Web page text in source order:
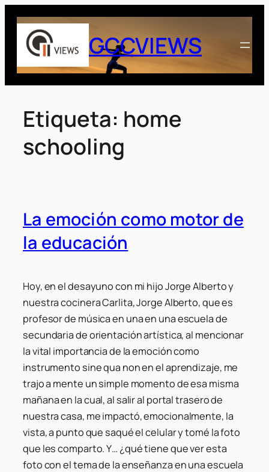
Saltar
contenido
GCCVIEWS
Etiqueta: home
schooling
La emoción como motor de
la educación
Hoy, en el desayuno con mi hijo Jorge Alberto y
nuestra cocinera Carlita, Jorge Alberto, que es
profesor de música en una en una escuela de
secundaria de orientación artística, al mencionar
la vital importancia de la emoción como
instrumento sine qua non en el aprendizaje, me
trajo a mente un simple momento de esa misma
mañana en la cual, al salir al portal trasero de
nuestra casa, me impactó, emocionalmente, la
vista, a punto que saqué el celular y tomé la foto
que les comparto. Y… ¿qué tiene que ver esta
foto con el tema de la enseñanza en una escuela